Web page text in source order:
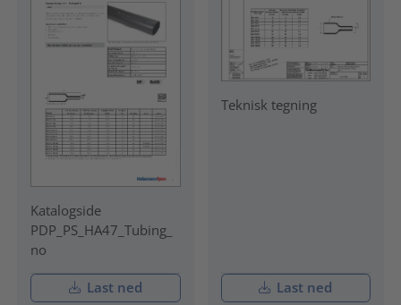
Katalogside
PDP_PS_HA47_Tubing_
no
Last ned
Teknisk tegning
Last ned